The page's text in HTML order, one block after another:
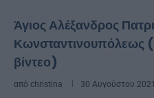
Άγιος Αλέξανδρος
Κωνσταντινουπόλεως
βίντεο)
από christina 30 Αυγούστου 2021